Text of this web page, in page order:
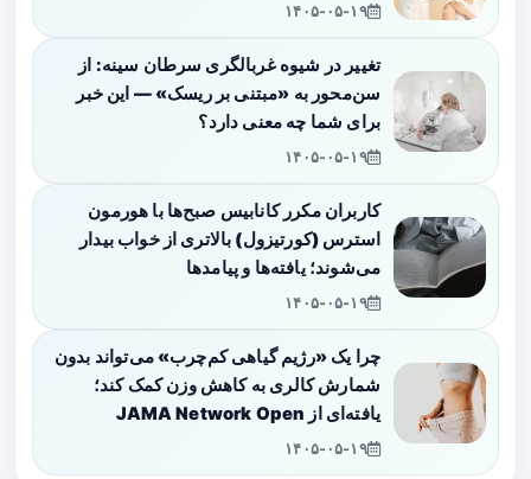
۱۴۰۵-۰۵-۱۹
تغییر در شیوه غربالگری سرطان سینه: از
سن‌محور به «مبتنی بر ریسک» — این خبر
برای شما چه معنی دارد؟
۱۴۰۵-۰۵-۱۹
کاربران مکرر کانابیس صبح‌ها با هورمون
استرس (کورتیزول) بالاتری از خواب بیدار
می‌شوند؛ یافته‌ها و پیامدها
۱۴۰۵-۰۵-۱۹
چرا یک «رژیم گیاهی کم‌چرب» می‌تواند بدون
شمارش کالری به کاهش وزن کمک کند؛
یافته‌ای از JAMA Network Open
۱۴۰۵-۰۵-۱۹